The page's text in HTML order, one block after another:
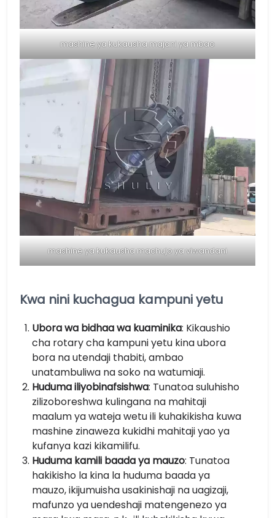
mashine ya kukausha majani ya mbao
mashine ya kukausha machujo ya viwandani
Kwa nini kuchagua kampuni yetu
Ubora wa bidhaa wa kuaminika: Kikaushio
cha rotary cha kampuni yetu kina ubora
bora na utendaji thabiti, ambao
unatambuliwa na soko na watumiaji.
Huduma iliyobinafsishwa: Tunatoa suluhisho
zilizoboreshwa kulingana na mahitaji
maalum ya wateja wetu ili kuhakikisha kuwa
mashine zinaweza kukidhi mahitaji yao ya
kufanya kazi kikamilifu.
Huduma kamili baada ya mauzo: Tunatoa
hakikisho la kina la huduma baada ya
mauzo, ikijumuisha usakinishaji na uagizaji,
mafunzo ya uendeshaji matengenezo ya